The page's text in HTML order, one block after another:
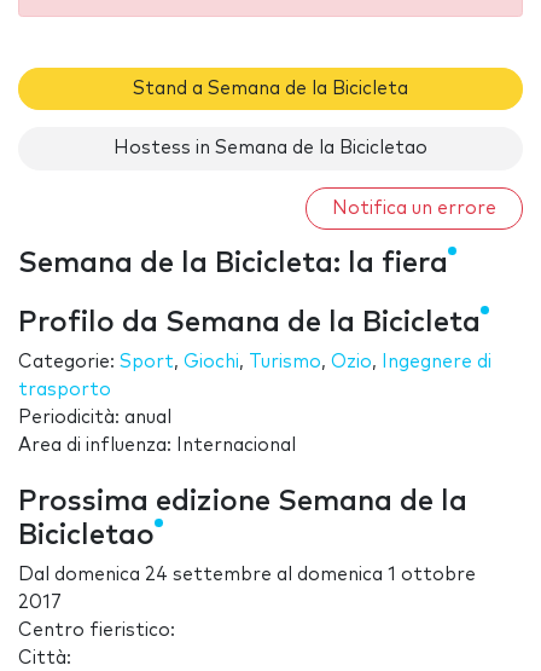
Stand a Semana de la Bicicleta
Hostess in Semana de la Bicicletao
Notifica un errore
Semana de la Bicicleta: la fiera
Profilo da Semana de la Bicicleta
Categorie: Sport, Giochi, Turismo, Ozio,
Ingegnere di
trasporto
Periodicità: anual
Area di influenza: Internacional
Prossima edizione Semana de la
Bicicletao
Dal domenica 24 settembre al domenica 1 ottobre
2017
Centro fieristico:
Città: